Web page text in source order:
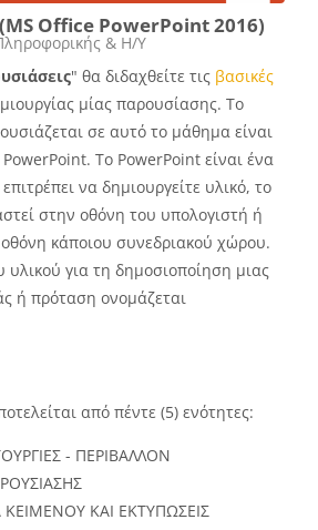
Office PowerPoint 2016)
& Η/Υ
" θα διδαχθείτε τις βασικές
μίας παρουσίασης. Το
σε αυτό το μάθημα είναι
Το PowerPoint είναι ένα
να δημιουργείτε υλικό, το
στην οθόνη του υπολογιστή ή
κάποιου συνεδριακού χώρου.
για τη δημοσιοποίηση μιας
ή πρόταση ονομάζεται
από πέντε (5) ενότητες:
- ΠΕΡΙΒΑΛΛΟΝ
ΚΕΙΜΕΝΟΥ ΚΑΙ ΕΚΤΥΠΩΣΕΙΣ